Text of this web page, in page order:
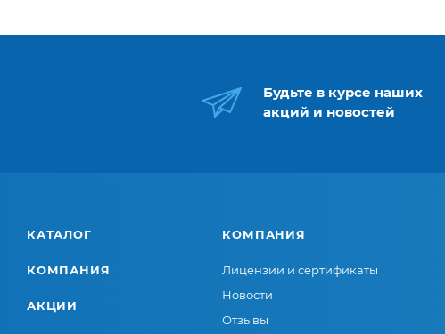
Будьте в курсе наших
акций и новостей
КАТАЛОГ
КОМПАНИЯ
АКЦИИ
КОМПАНИЯ
Лицензии и сертификаты
Новости
Отзывы